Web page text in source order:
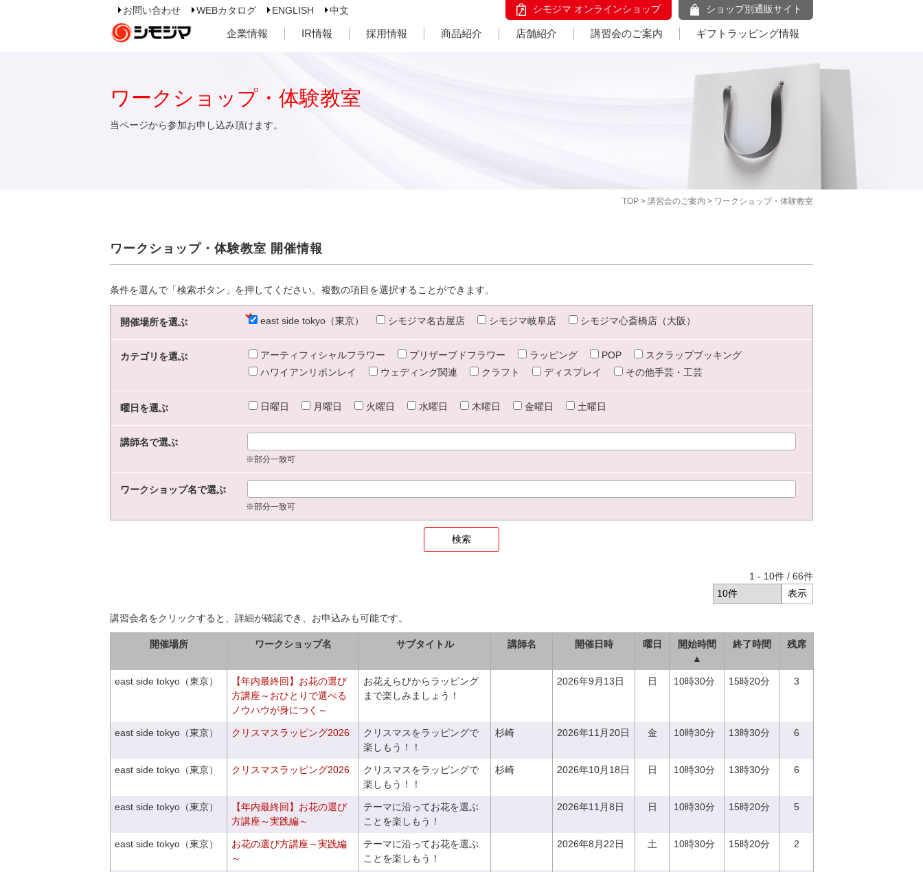
お問い合わせ WEBカタログ ENGLISH 中文 シモジマ オンラインショップ ショップ別通販サイト
企業情報 IR情報 採用情報 商品紹介 店舗紹介 講習会のご案内 ギフトラッピング情報
TOP > 講習会のご案内 > ワークショップ・体験教室
ワークショップ・体験教室
当ページから参加お申し込み頂けます。
ワークショップ・体験教室 開催情報
条件を選んで「検索ボタン」を押してください。複数の項目を選択することができます。
開催場所を選ぶ east side tokyo（東京） シモジマ名古屋店 シモジマ岐阜店 シモジマ心斎橋店（大阪）
カテゴリを選ぶ アーティフィシャルフラワー プリザーブドフラワー ラッピング POP
スクラップブッキング
ハワイアンリボンレイ
ウェディング関連 クラフト ディスプレイ その他手芸・工芸
曜日を選ぶ 日曜日 月曜日 火曜日 水曜日 木曜日 金曜日 土曜日
講師名で選ぶ
※部分一致可
ワークショップ名で選ぶ
※部分一致可
1 - 10件 / 66件
講習会名をクリックすると、詳細が確認でき、お申込みも可能です。
開催場所 ワークショップ名 サブタイトル 講師名 開催日時 曜日
開始時間
▲
終了時間 残席
east side tokyo（東京）
【年内最終回】お花の選び
方講座～おひとりで選べる
ノウハウが身につく～
お花えらびからラッピング
まで楽しみましょう！
2026年9月13日 日 10時30分 15時20分 3
east side tokyo（東京） クリスマスラッピング2026
クリスマスをラッピングで
楽しもう！！
杉崎 2026年11月20日 金 10時30分 13時30分 6
east side tokyo（東京） クリスマスラッピング2026
クリスマスをラッピングで
楽しもう！！
杉崎 2026年10月18日 日 10時30分 13時30分 6
east side tokyo（東京）
【年内最終回】お花の選び
方講座～実践編～
テーマに沿ってお花を選ぶ
ことを楽しもう！
2026年11月8日 日 10時30分 15時20分 5
east side tokyo（東京）
お花の選び方講座～実践編
～
テーマに沿ってお花を選ぶ
ことを楽しもう！
2026年8月22日 土 10時30分 15時20分 2